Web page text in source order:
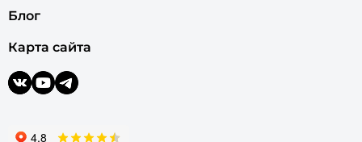
Блог
Карта сайта